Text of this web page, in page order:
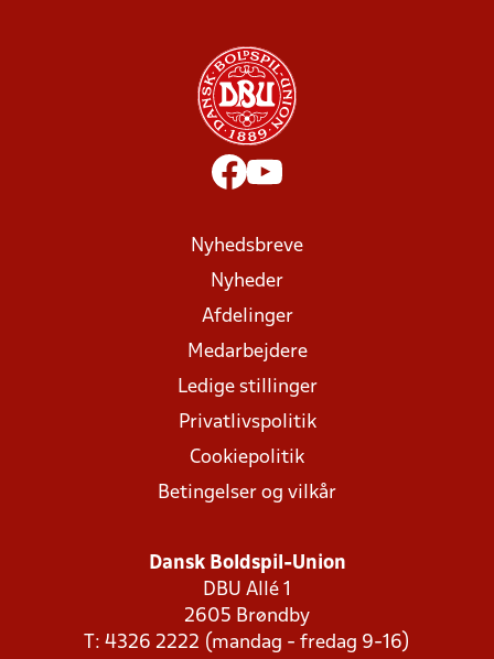
Nyhedsbreve
Nyheder
Afdelinger
Medarbejdere
Ledige stillinger
Privatlivspolitik
Cookiepolitik
Betingelser og vilkår
Dansk Boldspil-Union
DBU Allé 1
2605 Brøndby
T: 4326 2222 (mandag - fredag 9-16)